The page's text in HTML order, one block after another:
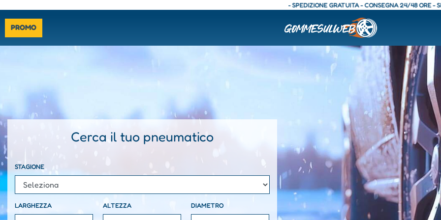
- SPEDIZIONE GRATUITA - CONSEGNA 24/48 ORE - SPEDIZIONE
PROMO
Cerca il tuo pneumatico
La modifica di un filtro aggiorna automaticamente gli altri filtri disponibili.
STAGIONE
LARGHEZZA ALTEZZA DIAMETRO